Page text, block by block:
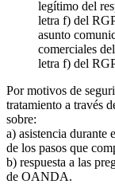
legítimo del
letra f) del
asunto
comerciales
letra f) del
Por motivos de
tratamiento a través
sobre:
a) asistencia durante
de los pasos que
b) respuesta a las
de OANDA.